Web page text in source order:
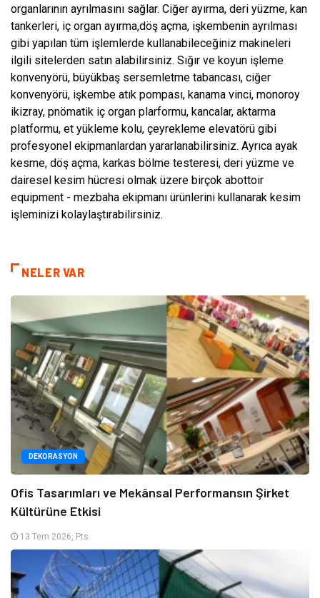
organlarının ayrılmasını sağlar. Ciğer ayırma, deri yüzme, kan
tankerleri, iç organ ayırma,döş açma, işkembenin ayrılması
gibi yapılan tüm işlemlerde kullanabileceğiniz makineleri
ilgili sitelerden satın alabilirsiniz. Sığır ve koyun işleme
konvenyörü, büyükbaş sersemletme tabancası, ciğer
konvenyörü, işkembe atık pompası, kanama vinci, monoroy
ikizray, pnömatik iç organ plarformu, kancalar, aktarma
platformu, et yükleme kolu, çeyrekleme elevatörü gibi
profesyonel ekipmanlardan yararlanabilirsiniz. Ayrıca ayak
kesme, döş açma, karkas bölme testeresi, deri yüzme ve
dairesel kesim hücresi olmak üzere birçok abottoir
equipment - mezbaha ekipmanı ürünlerini kullanarak kesim
işleminizi kolaylaştırabilirsiniz.
NELER VAR
DEKORASYON
Ofis Tasarımları ve Mekânsal Performansın Şirket
Kültürüne Etkisi
13 Tem 2026, Pts